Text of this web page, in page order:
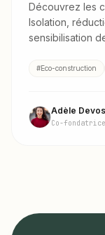
Découvrez les
Isolation,
sensibilisation
#Eco-construction
Adèle Devos
Co-fondatrice